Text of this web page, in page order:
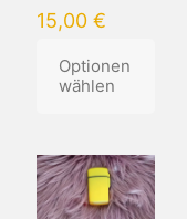
15,00 €
Optionen
wählen
Produkt
weist
mehrere
Varianten